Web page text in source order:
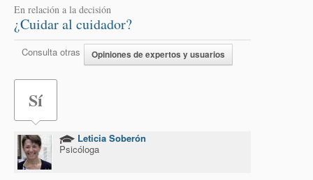
En relación a la decisión
¿Cuidar al cuidador?
Consulta otras Opiniones de expertos y usuarios
Sí
Leticia Soberón
Psicóloga